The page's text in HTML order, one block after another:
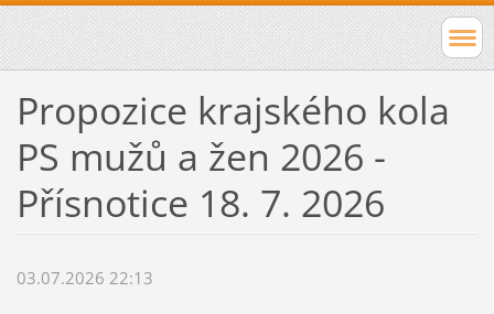
Propozice krajského kola
PS mužů a žen 2026 -
Přísnotice 18. 7. 2026
03.07.2026 22:13